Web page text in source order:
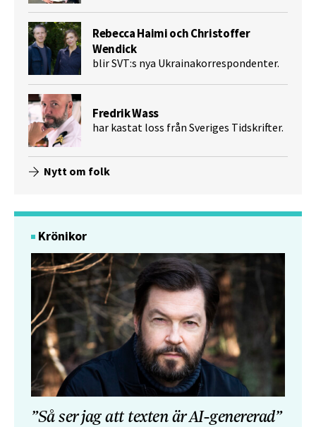
Rebecca Haimi och Christoffer
Wendick
blir SVT:s nya Ukrainakorrespondenter.
Fredrik Wass
har kastat loss från Sveriges Tidskrifter.
Nytt om folk
Krönikor
”Så ser jag att texten är AI-genererad”